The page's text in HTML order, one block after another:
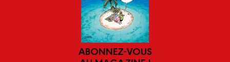
ABONNEZ-VOUS